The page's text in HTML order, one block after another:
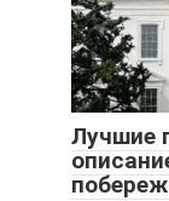
Лучшие